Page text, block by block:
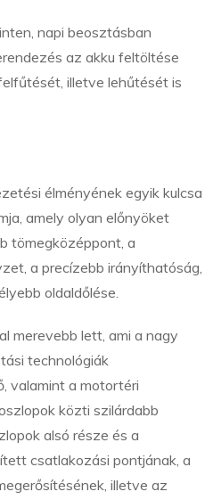
napi beosztásban
az akku feltöltése
illetve lehűtését is
élményének egyik kulcsa
amely olyan előnyöket
tömegközéppont, a
a precízebb irányíthatóság,
oldaldőlése.
merevebb lett, ami a nagy
technológiák
valamint a motortéri
közti szilárdabb
alsó része és a
csatlakozási pontjának, a
illetve az